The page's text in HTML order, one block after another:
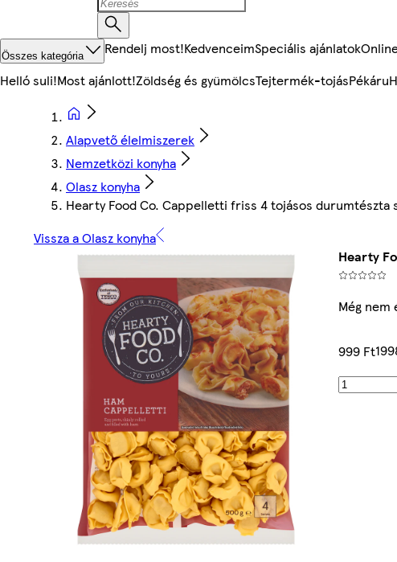
Összes kategória Rendelj most!KedvenceimSpeciális ajánlatok
Helló suli!Most ajánlott!Zöldség és gyümölcsTejtermék-tojásPékáru
Alapvető élelmiszerek
Nemzetközi konyha
Olasz konyha
Hearty Food Co. Cappelletti friss 4 tojásos durumtészta
Vissza a Olasz konyha
Hearty
Még
999 Ft